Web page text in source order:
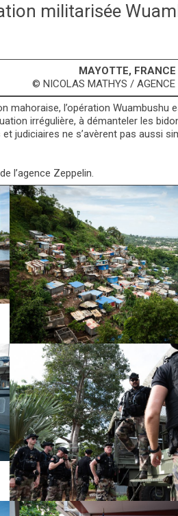
militarisée
MAYOTTE, FRANCE
© NICOLAS MATHYS / AGENCE
mahoraise, l’opération Wuambushu
irrégulière, à démanteler les
judiciaires ne s’avèrent pas aussi
l’agence Zeppelin.